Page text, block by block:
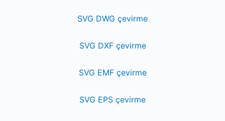
SVG DWG çevirme
SVG DXF çevirme
SVG EMF çevirme
SVG EPS çevirme